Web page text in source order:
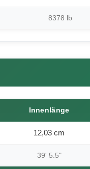
8378 lb
Innenlänge
12,03 cm
39' 5.5"